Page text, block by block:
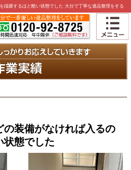
躊躇するほど酷い状態でした 大分で丁寧な遺品整理をする
の装備がなければ入るの
状態でした